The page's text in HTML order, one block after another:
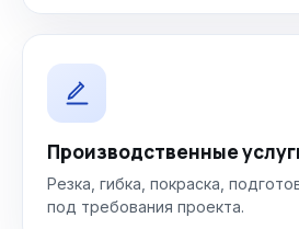
Производственные
Резка, гибка, покраска,
под требования проекта.